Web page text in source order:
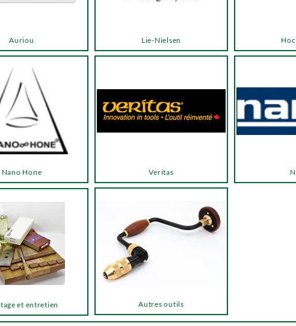
de notre catalogue. Pour affiner votre recherche, utilisez les
Lie-Nielsen
Auriou
Veritas
Nano Hone
Autres outils
et entretien